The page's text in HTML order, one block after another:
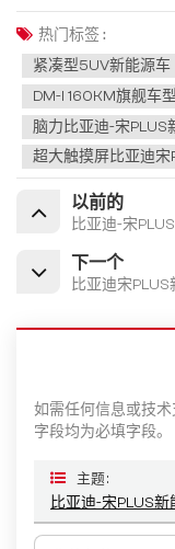
热门标签 :
紧凑型5UV新能源车
DM-I 160KM旗舰车
脑力比亚迪-宋PLUS
超大触摸屏比亚迪宋
以前的
比亚迪-宋
下一个
比亚迪宋
如需任何信息或技
字段均为必填字段。
主题 :
比亚迪-宋PLUS